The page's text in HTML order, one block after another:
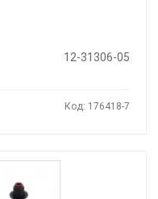
12-31306-05
Код: 176418-7